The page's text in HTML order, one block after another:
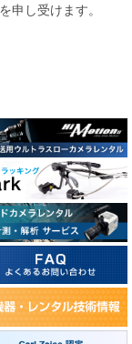
し受けます。